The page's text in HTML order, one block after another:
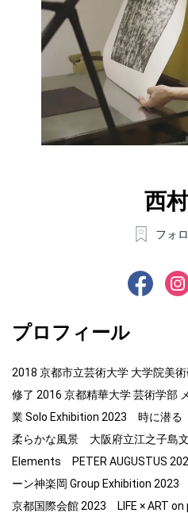
西
フォ
プロフィール
2018 京都市立芸術大学 大学院美
修了 2016 京都精華大学 芸術学部
業 Solo Exhibition 2023 時に潜
柔らかな風景 大阪府立江之子島
Elements PETER AUGUSTUS
ーン神楽岡 Group Exhibition
京都国際会館 2023 LIFE × ART